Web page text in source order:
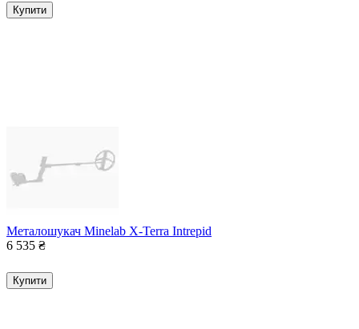
Купити
Металошукач Minelab X-Terra Intrepid
6 535 ₴
Купити